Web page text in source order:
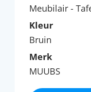
Meubilair -
Kleur
Bruin
Merk
MUUBS